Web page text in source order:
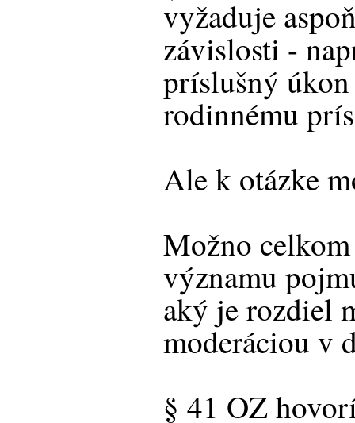
vyžaduje
závislosti -
príslušný
rodinnému
Ale k otázke
Možno
významu
aký je rozdiel
moderáciou v
§ 41 OZ